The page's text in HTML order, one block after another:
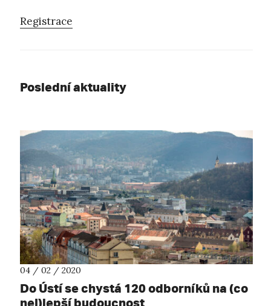
Registrace
Poslední aktuality
04 / 02 / 2020
Do Ústí se chystá 120 odborníků na (co
nej)lepší budoucnost